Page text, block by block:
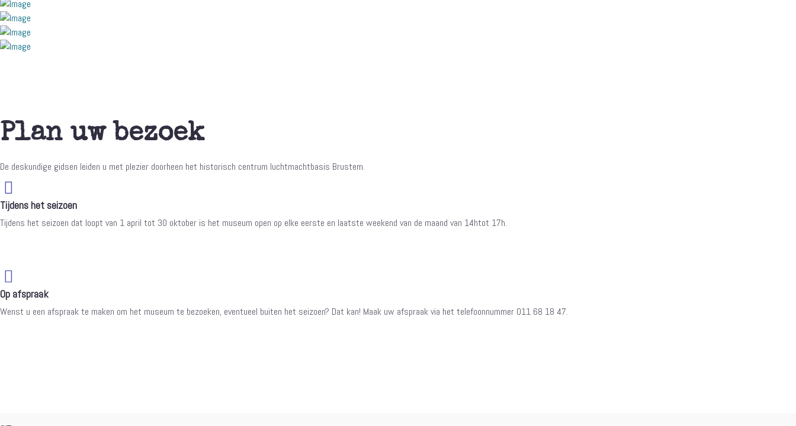
Plan uw bezoek
De deskundige gidsen leiden u met plezier doorheen het historisch centrum luchtmachtbasis Brustem.
Tijdens het seizoen
Tijdens het seizoen dat loopt van 1 april tot 30 oktober is het museum open op elke eerste en laatste weekend van de maand van 14htot 17h.
Op afspraak
Wenst u een afspraak te maken om het museum te bezoeken, eventueel buiten het seizoen? Dat kan! Maak uw afspraak via het telefoonnummer 011 68 18 47.